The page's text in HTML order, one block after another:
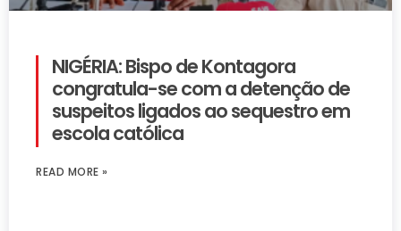
NIGÉRIA: Bispo de Kontagora
congratula-se com a detenção de
suspeitos ligados ao sequestro em
escola católica
READ MORE »